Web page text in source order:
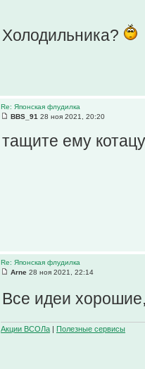
Холодильника?
Re: Японская флудилка
BBS_91 28 ноя 2021, 20:20
тащите ему
Re: Японская флудилка
Arne 28 ноя 2021, 22:14
Все идеи
Акции ВСОЛа | Полезные сервисы